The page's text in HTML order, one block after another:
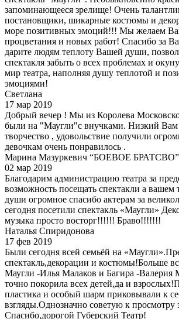
запоминающееся зрелище! Очень
постановщики, шикарные костюмы и
море позитивных эмоций!!! Мы желаем
процветания и новых работ! Спасибо за
дарите людям теплоту Вашей души,
спектакля забыть о всех проблемах и
мир театра, наполняя душу теплотой и
эмоциями!
Светлана
17 мар 2019
Добрый вечер ! Мы из Королева
были на "Маугли"с внучками. Низкий Вам
творчество , удовольствие получили
девочкам очень понравилось .
Марина Мазуркевич “БОЕВОЕ БРАТСВО”
02 мар 2019
Благодарим администрацию театра за
возможность посещать спектакли а вашем
души огромное спасибо актерам за
сегодня посетили спектакль «Маугли»
музыка просто восторг!!!!!! Браво!!!!!!!
Наталья Спиридонова
17 фев 2019
Были сегодня всей семьёй на
спектакль,декорации и костюмы!Больше
Маугли -Илья Малаков и Багира -Валерия
точно покорила всех детей,да и
пластика и особый шарм приковывали к
взгляды.Однозначно советую к просмотру
Спасибо,дорогой Губерский Театр!